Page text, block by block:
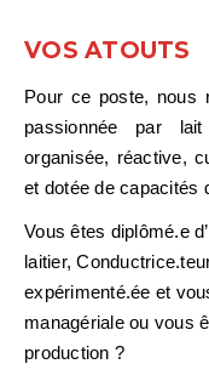
VOS ATOUTS
Pour ce poste, nous
passionnée par
organisée, réactive,
et dotée de capacités
Vous êtes diplômé.e
laitier,
expérimenté.ée et
managériale ou vous
production ?